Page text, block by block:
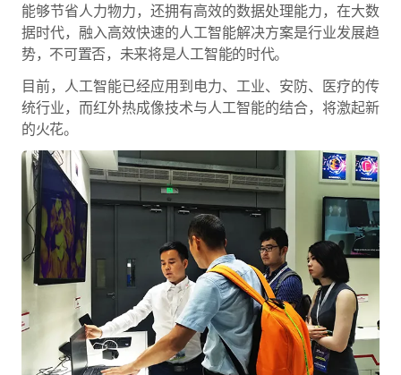
能够节省人力物力，还拥有高效的数据处理能力，在大数
据时代，融入高效快速的人工智能解决方案是行业发展趋
势，不可置否，未来将是人工智能的时代。
目前，人工智能已经应用到电力、工业、安防、医疗的传
统行业，而红外热成像技术与人工智能的结合，将激起新
的火花。